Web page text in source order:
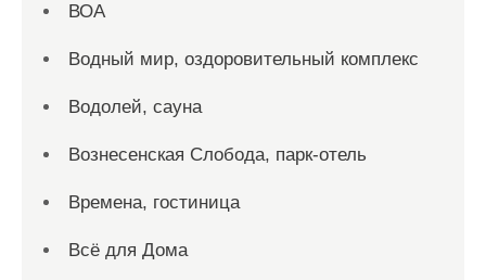
ВОА
Водный мир, оздоровительный комплекс
Водолей, сауна
Вознесенская Слобода, парк-отель
Времена, гостиница
Всё для Дома